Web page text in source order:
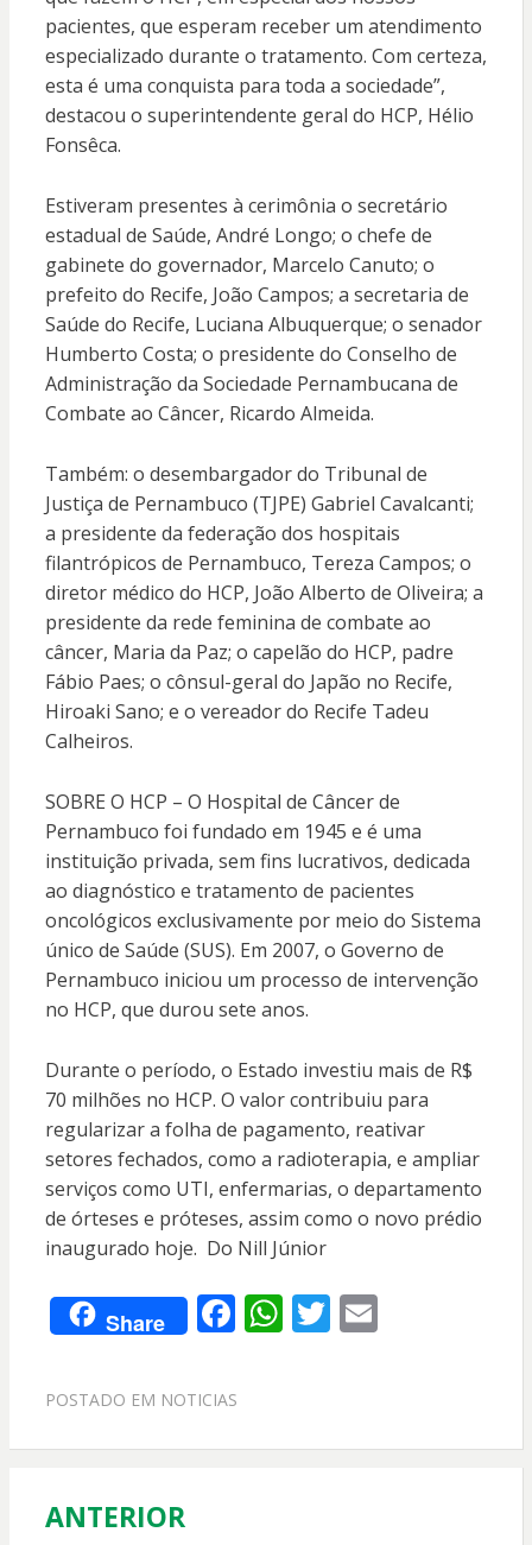
pacientes, que esperam receber um atendimento
especializado durante o tratamento. Com certeza,
esta é uma conquista para toda a sociedade”,
destacou o superintendente geral do HCP, Hélio
Fonsêca.
Estiveram presentes à cerimônia o secretário
estadual de Saúde, André Longo; o chefe de
gabinete do governador, Marcelo Canuto; o
prefeito do Recife, João Campos; a secretaria de
Saúde do Recife, Luciana Albuquerque; o senador
Humberto Costa; o presidente do Conselho de
Administração da Sociedade Pernambucana de
Combate ao Câncer, Ricardo Almeida.
Também: o desembargador do Tribunal de
Justiça de Pernambuco (TJPE) Gabriel Cavalcanti;
a presidente da federação dos hospitais
filantrópicos de Pernambuco, Tereza Campos; o
diretor médico do HCP, João Alberto de Oliveira; a
presidente da rede feminina de combate ao
câncer, Maria da Paz; o capelão do HCP, padre
Fábio Paes; o cônsul-geral do Japão no Recife,
Hiroaki Sano; e o vereador do Recife Tadeu
Calheiros.
SOBRE O HCP – O Hospital de Câncer de
Pernambuco foi fundado em 1945 e é uma
instituição privada, sem fins lucrativos, dedicada
ao diagnóstico e tratamento de pacientes
oncológicos exclusivamente por meio do Sistema
único de Saúde (SUS). Em 2007, o Governo de
Pernambuco iniciou um processo de intervenção
no HCP, que durou sete anos.
Durante o período, o Estado investiu mais de R$
70 milhões no HCP. O valor contribuiu para
regularizar a folha de pagamento, reativar
setores fechados, como a radioterapia, e ampliar
serviços como UTI, enfermarias, o departamento
de órteses e próteses, assim como o novo prédio
inaugurado hoje. Do Nill Júnior
Share F
e
o
W
A
T E
POSTADO EM NOTICIAS
Navegação
ANTERIOR